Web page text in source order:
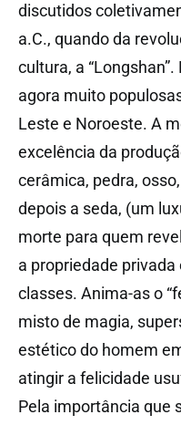
discutidos
a.C., quando da
cultura, a
agora muito
Leste e Noroeste. A
excelência da
cerâmica, pedra,
depois a seda, (um
morte para quem
a propriedade
classes. Anima-as o
misto de magia,
estético do homem
atingir a felicidade
Pela importância que